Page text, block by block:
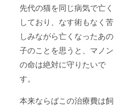
先代の猫を同じ病気で亡く
しており、なす術もなく苦
しみながら亡くなったあの
子のことを思うと、マノン
の命は絶対に守りたいで
す。
本来ならばこの治療費は飼